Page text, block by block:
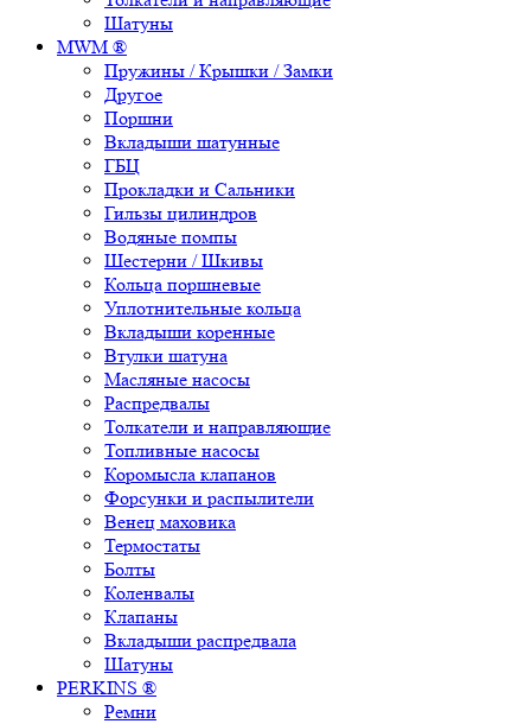
Шатуны
MWM ®
Пружины / Крышки / Замки
Другое
Поршни
Вкладыши шатунные
ГБЦ
Прокладки и Сальники
Гильзы цилиндров
Водяные помпы
Шестерни / Шкивы
Кольца поршневые
Уплотнительные кольца
Вкладыши коренные
Втулки шатуна
Масляные насосы
Распредвалы
Толкатели и направляющие
Топливные насосы
Коромысла клапанов
Форсунки и распылители
Венец маховика
Термостаты
Болты
Коленвалы
Клапаны
Вкладыши распредвала
Шатуны
PERKINS ®
Ремни